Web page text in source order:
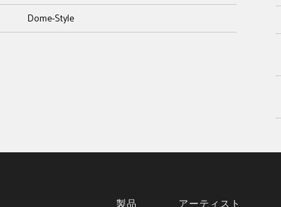
Dome-Style
製品 アーティスト